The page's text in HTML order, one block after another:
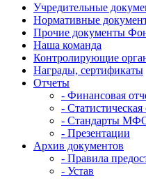
Учредительные
Нормативные
Прочие документы
Наша команда
Контролирующие
Награды, сертификаты
Отчеты
- Финансовая
- Статистическая
- Стандарты
- Презентации
Архив документов
- Правила
- Устав